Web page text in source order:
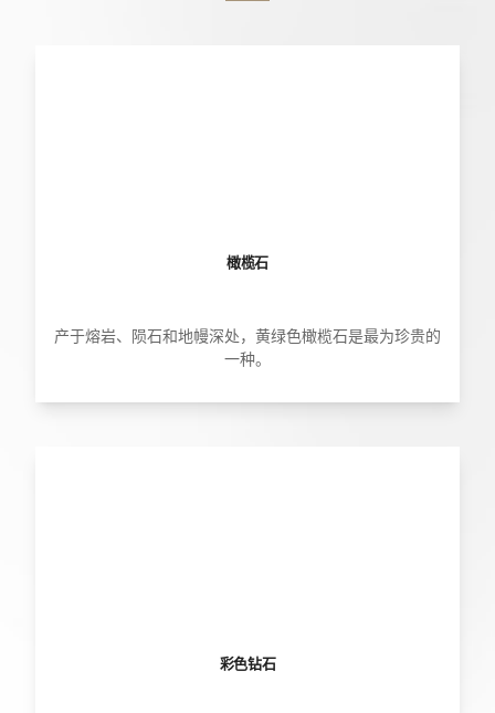
橄榄石
产于熔岩、陨石和地幔深处，黄绿色橄榄石是最为珍贵的
一种。
彩色钻石